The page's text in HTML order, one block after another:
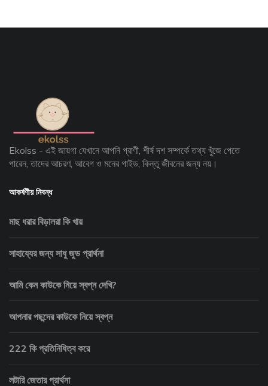
Ekolss - এই জায়গা যেখানে আপনি প্রাণী, শীর্ষ দশ সম্পর্কে তথ্য খুঁজে পেতে
পারেন, তাদের আচরণ, আবেগ ও মনের গাইড, কিন্তু জীবনের জন্য নয়।
আকর্ষণীয় নিবন্ধ
মাছ ধরার বিড়ালরা কি খায়
সাহায্যের জন্য সাধু জুড প্রার্থনা
আমি কেন কাউকে নিয়ে স্বপ্ন দেখি?
আপনার পছন্দের কাউকে নিয়ে স্বপ্ন
222 কি প্রতিনিধিত্ব করে
লটারি জেতার প্রার্থনা